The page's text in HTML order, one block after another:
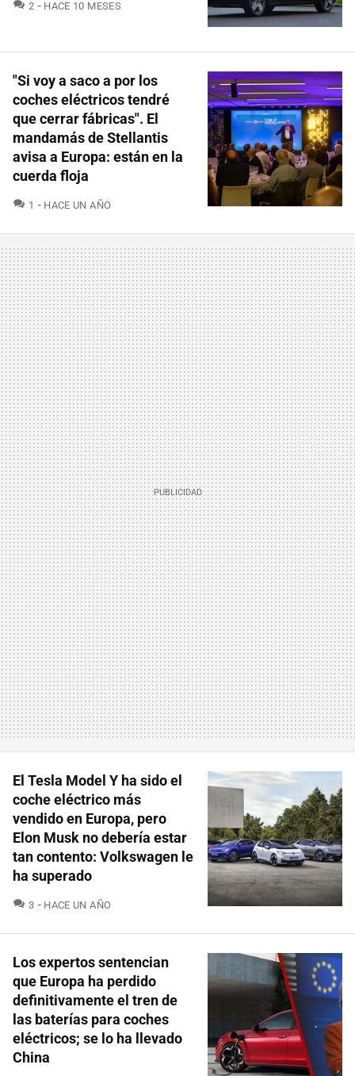
2 COMENTARIOS
HACE 10 MESES
"Si voy a saco a por los
coches eléctricos tendré
que cerrar fábricas". El
mandamás de Stellantis
avisa a Europa: están en la
cuerda floja
1 COMENTARIOS
HACE UN AÑO
El Tesla Model Y ha sido el
coche eléctrico más
vendido en Europa, pero
Elon Musk no debería estar
tan contento: Volkswagen le
ha superado
3 COMENTARIOS
HACE UN AÑO
Los expertos sentencian
que Europa ha perdido
definitivamente el tren de
las baterías para coches
eléctricos; se lo ha llevado
China